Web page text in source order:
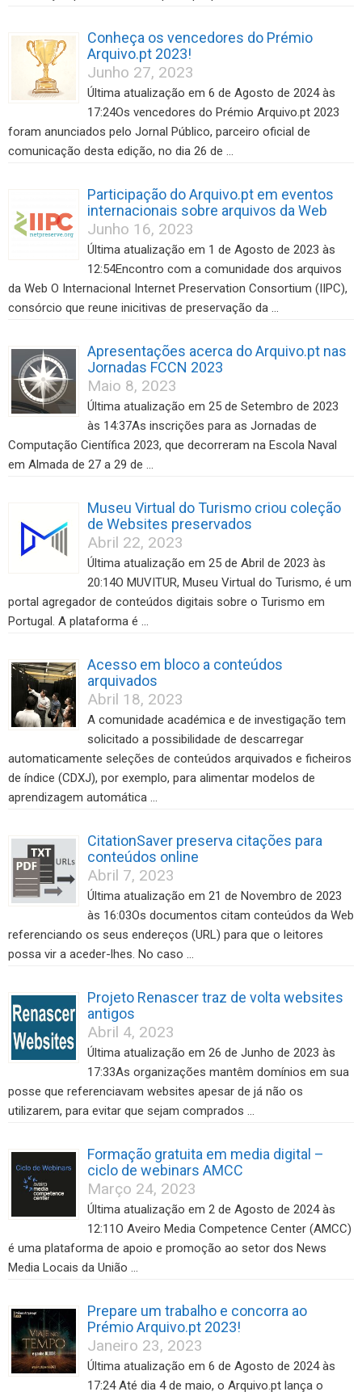
Conheça os vencedores do Prémio
Arquivo.pt 2023!
Junho 27, 2023
Última atualização em 6 de Agosto de 2024 às
17:24Os vencedores do Prémio Arquivo.pt 2023
foram anunciados pelo Jornal Público, parceiro oficial de
comunicação desta edição, no dia 26 de …
Participação do Arquivo.pt em eventos
internacionais sobre arquivos da Web
Junho 16, 2023
Última atualização em 1 de Agosto de 2023 às
12:54Encontro com a comunidade dos arquivos
da Web O Internacional Internet Preservation Consortium (IIPC),
consórcio que reune inicitivas de preservação da …
Apresentações acerca do Arquivo.pt nas
Jornadas FCCN 2023
Maio 8, 2023
Última atualização em 25 de Setembro de 2023
às 14:37As inscrições para as Jornadas de
Computação Científica 2023, que decorreram na Escola Naval
em Almada de 27 a 29 de …
Museu Virtual do Turismo criou coleção
de Websites preservados
Abril 22, 2023
Última atualização em 25 de Abril de 2023 às
20:14O MUVITUR, Museu Virtual do Turismo, é um
portal agregador de conteúdos digitais sobre o Turismo em
Portugal. A plataforma é …
Acesso em bloco a conteúdos
arquivados
Abril 18, 2023
A comunidade académica e de investigação tem
solicitado a possibilidade de descarregar
automaticamente seleções de conteúdos arquivados e ficheiros
de índice (CDXJ), por exemplo, para alimentar modelos de
aprendizagem automática …
CitationSaver preserva citações para
conteúdos online
Abril 7, 2023
Última atualização em 21 de Novembro de 2023
às 16:03Os documentos citam conteúdos da Web
referenciando os seus endereços (URL) para que o leitores
possa vir a aceder-lhes. No caso …
Projeto Renascer traz de volta websites
antigos
Abril 4, 2023
Última atualização em 26 de Junho de 2023 às
17:33As organizações mantêm domínios em sua
posse que referenciavam websites apesar de já não os
utilizarem, para evitar que sejam comprados …
Formação gratuita em media digital –
ciclo de webinars AMCC
Março 24, 2023
Última atualização em 2 de Agosto de 2024 às
12:11O Aveiro Media Competence Center (AMCC)
é uma plataforma de apoio e promoção ao setor dos News
Media Locais da União …
Prepare um trabalho e concorra ao
Prémio Arquivo.pt 2023!
Janeiro 23, 2023
Última atualização em 6 de Agosto de 2024 às
17:24 Até dia 4 de maio, o Arquivo.pt lança o